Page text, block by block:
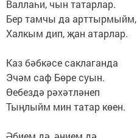
Валлаһи, чын татарлар.
Бер тамчы да арттырмыйм,
Халкым дип, җан атарлар.
Каз бәбкәсе саклаганда
Эчәм саф Бөре суын.
Өебездә рәхәтләнеп
Тыңлыйм мин татар көен.